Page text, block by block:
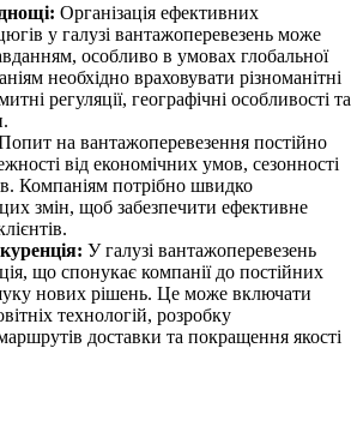
Організація ефективних
у галузі вантажоперевезень може
особливо в умовах глобальної
необхідно враховувати різноманітні
регуляції, географічні особливості та
на вантажоперевезення постійно
від економічних умов, сезонності
Компаніям потрібно швидко
змін, щоб забезпечити ефективне
У галузі вантажоперевезень
що спонукає компанії до постійних
нових рішень. Це може включати
технологій, розробку
доставки та покращення якості